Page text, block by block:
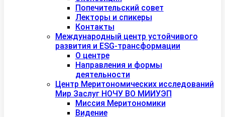
Попечительский совет
Лекторы и спикеры
Контакты
Международный центр устойчивого
развития и ESG-трансформации
О центре
Направления и формы
деятельности
Центр Меритономических исследований
Мир Заслуг НОЧУ ВО МИИУЭП
Миссия Меритономики
Видение